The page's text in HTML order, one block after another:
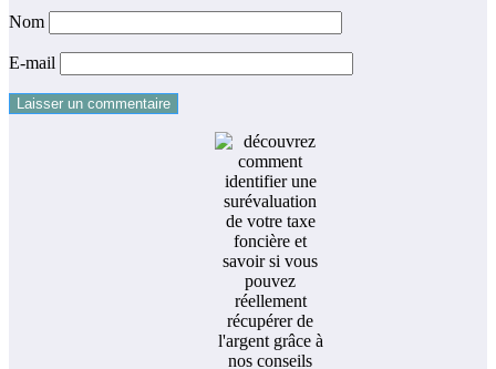
Nom
E-mail